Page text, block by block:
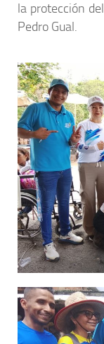
la protección
Pedro Gual.